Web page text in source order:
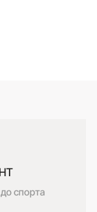
спорта